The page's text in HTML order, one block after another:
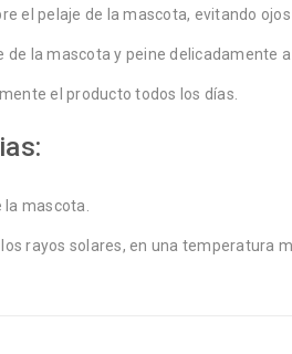
el pelaje de la mascota, evitando ojos
la mascota y peine delicadamente
el producto todos los días.
mascota.
rayos solares, en una temperatura